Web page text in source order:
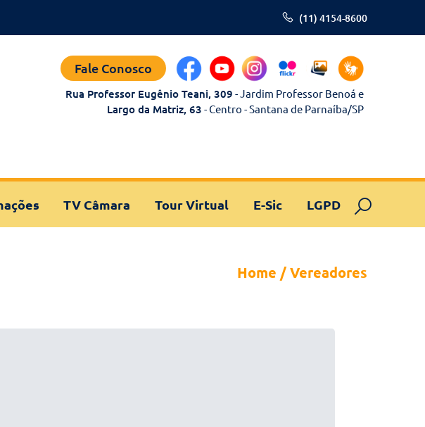
(11) 4154-8600
Fale Conosco
Rua Professor Eugênio Teani, 309 - Jardim Professor Benoá e
Largo da Matriz, 63 - Centro - Santana de Parnaíba/SP
TV Câmara Tour Virtual E-Sic LGPD
Home /Vereadores